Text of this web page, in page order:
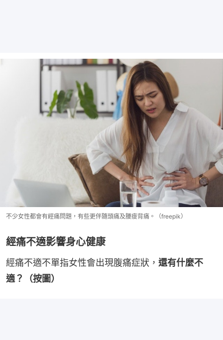
不少女性都會有經痛問題，有些更伴隨頭痛及腰痠背痛。（freepik）
經痛不適影響身心健康
經痛不適不單指女性會出現腹痛症狀， 還有什麼不
適？（按圖）